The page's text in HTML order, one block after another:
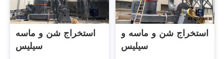
استخراج شن و ماسه
سیلیس
استخراج شن و ماسه و
سیلیس